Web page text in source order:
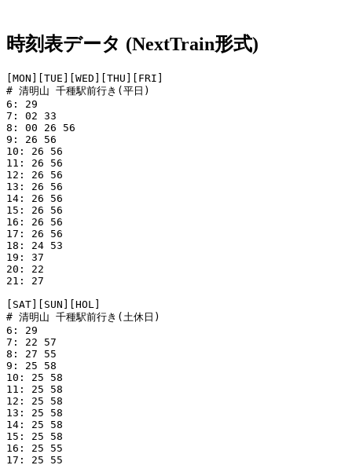
時刻表データ (NextTrain形式)
[MON][TUE][WED][THU][FRI]
# 清明山 千種駅前行き(平日)
6: 29
7: 02 33
8: 00 26 56
9: 26 56
10: 26 56
11: 26 56
12: 26 56
13: 26 56
14: 26 56
15: 26 56
16: 26 56
17: 26 56
18: 24 53
19: 37
20: 22
21: 27
[SAT][SUN][HOL]
# 清明山 千種駅前行き(土休日)
6: 29
7: 22 57
8: 27 55
9: 25 58
10: 25 58
11: 25 58
12: 25 58
13: 25 58
14: 25 58
15: 25 58
16: 25 55
17: 25 55